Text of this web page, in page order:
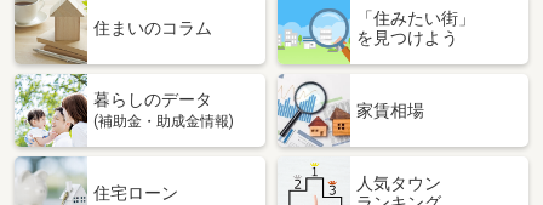
住まいのコラム
「住みたい街」
を見つけよう
暮らしのデータ
(補助金・助成金情報)
家賃相場
住宅ローン
人気タウン